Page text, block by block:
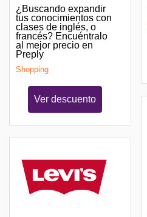
¿Buscando expandir
tus conocimientos con
clases de inglés, o
francés? Encuéntralo
al mejor precio en
Preply
Shopping
Ver descuento